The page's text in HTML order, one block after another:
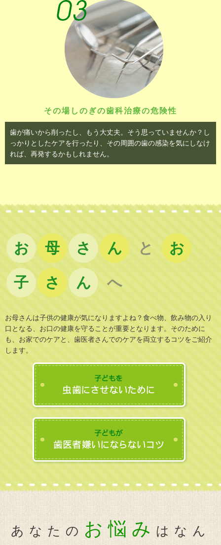
その場しのぎの歯科治療の危険性
歯が痛いから削ったし、もう大丈夫。そう思っていませんか？し
っかりとしたケアを行ったり、その周囲の歯の感染を気にしなけ
れば、再発するかもしれません。
お 母 さ ん と お
子 さ ん へ
お母さんは子供の健康が気になりますよね？食べ物、飲み物の入り
口となる、お口の健康を守ることが重要となります。そのために
も、お家でのケアと、歯医者さんでのケアを両立するコツをご紹介
します。
あなたの お悩み はなん